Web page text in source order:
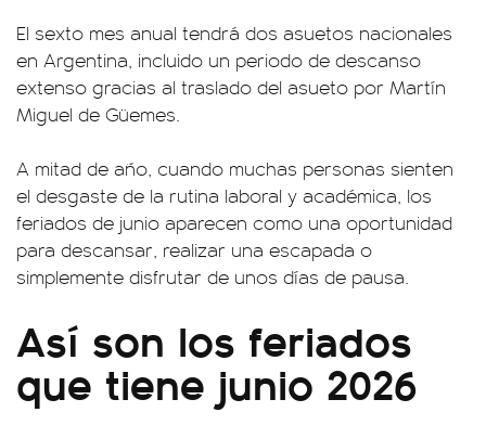
El sexto mes anual tendrá dos asuetos nacionales
en Argentina, incluido un periodo de descanso
extenso gracias al traslado del asueto por Martín
Miguel de Güemes.
A mitad de año, cuando muchas personas sienten
el desgaste de la rutina laboral y académica, los
feriados de junio aparecen como una oportunidad
para descansar, realizar una escapada o
simplemente disfrutar de unos días de pausa.
Así son los feriados
que tiene junio 2026